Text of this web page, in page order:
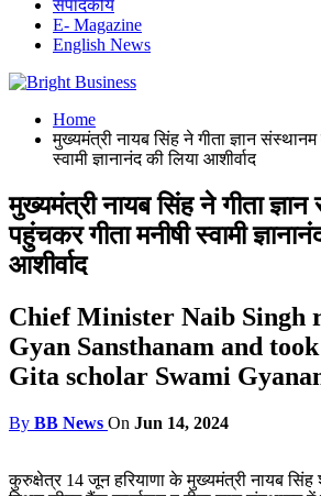
संपादकीय
E- Magazine
English News
Home
मुख्यमंत्री नायब सिंह ने गीता ज्ञान
स्वामी ज्ञानानंद की लिया आशीर्वाद
मुख्यमंत्री नायब सिंह ने गीता
पहुंचकर गीता मनीषी स्वामी
आशीर्वाद
Chief Minister Naib Singh
Gyan Sansthanam and
Gita scholar Swami
By BB News On Jun 14, 2024
कुरुक्षेत्र 14 जून हरियाणा के मुख्यमंत्री नायब